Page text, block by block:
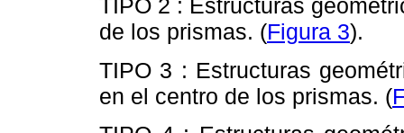
TIPO 2 : Estructuras
de los prismas. (Figura 3).
TIPO 3 : Estructuras
en el centro de los prismas. (